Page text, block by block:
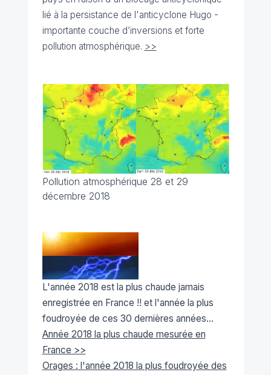
lié à la persistance de l'anticyclone Hugo -
importante couche d’inversions et forte
pollution atmosphérique. >>
Pollution atmosphérique 28 et 29
décembre 2018
L'année 2018 est la plus chaude jamais
enregistrée en France !! et l'année la plus
foudroyée de ces 30 dernières années...
Année 2018 la plus chaude mesurée en
France >>
Orages : l'année 2018 la plus foudroyée des